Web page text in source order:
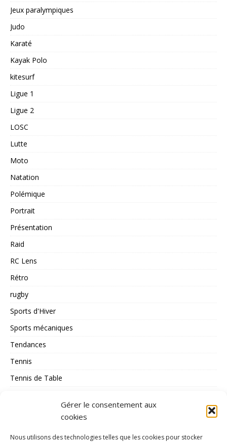
Gérer le consentement aux
cookies
Nous utilisons des technologies telles que les cookies pour stocker
Jeux paralympiques
Judo
Karaté
Kayak Polo
kitesurf
Ligue 1
Ligue 2
LOSC
Lutte
Moto
Natation
Polémique
Portrait
Présentation
Raid
RC Lens
Rétro
rugby
Sports d'Hiver
Sports mécaniques
Tendances
Tennis
Tennis de Table